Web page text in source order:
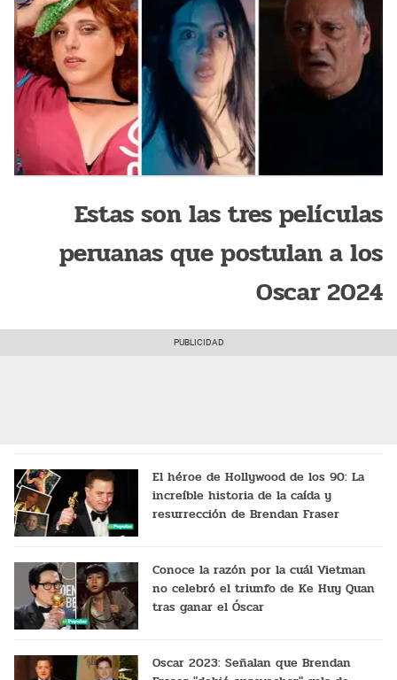
Estas son las tres películas
peruanas que postulan a los
Oscar 2024
El héroe de Hollywood de los 90: La
increíble historia de la caída y
resurrección de Brendan Fraser
Conoce la razón por la cuál Vietman
no celebró el triunfo de Ke Huy Quan
tras ganar el Óscar
Oscar 2023: Señalan que Brendan